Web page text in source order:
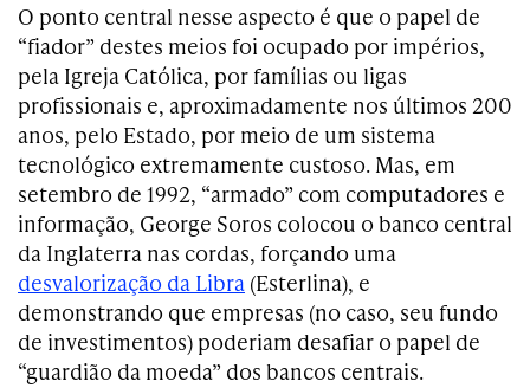
O ponto central nesse aspecto é que o papel de
“fiador” destes meios foi ocupado por impérios,
pela Igreja Católica, por famílias ou ligas
profissionais e, aproximadamente nos últimos 200
anos, pelo Estado, por meio de um sistema
tecnológico extremamente custoso. Mas, em
setembro de 1992, “armado” com computadores e
informação, George Soros colocou o banco central
da Inglaterra nas cordas, forçando uma
desvalorização da Libra (Esterlina), e
demonstrando que empresas (no caso, seu fundo
de investimentos) poderiam desafiar o papel de
“guardião da moeda” dos bancos centrais.